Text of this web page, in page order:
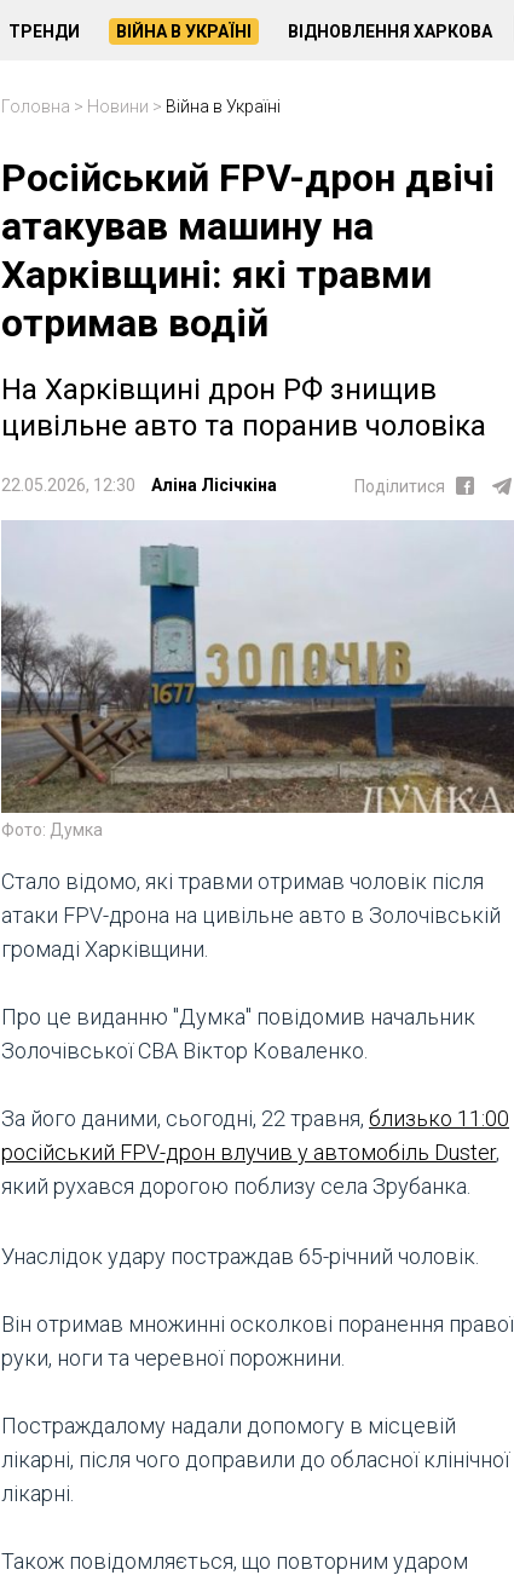
ТРЕНДИ ВІЙНА В УКРАЇНІ ВІДНОВЛЕННЯ ХАРКОВА
Головна > Новини > Війна в Україні
Російський FPV-дрон двічі
атакував машину на
Харківщині: які травми
отримав водій
На Харківщині дрон РФ знищив
цивільне авто та поранив чоловіка
22.05.2026, 12:30 Аліна Лісічкіна Поділитися
Фото: Думка
Стало відомо, які травми отримав чоловік після
атаки FPV-дрона на цивільне авто в Золочівській
громаді Харківщини.
Про це виданню "Думка" повідомив начальник
Золочівської СВА Віктор Коваленко.
За його даними, сьогодні, 22 травня, близько 11:00
російський FPV-дрон влучив у автомобіль Duster,
який рухався дорогою поблизу села Зрубанка.
Унаслідок удару постраждав 65-річний чоловік.
Він отримав множинні осколкові поранення правої
руки, ноги та черевної порожнини.
Постраждалому надали допомогу в місцевій
лікарні, після чого доправили до обласної клінічної
лікарні.
Також повідомляється, що повторним ударом